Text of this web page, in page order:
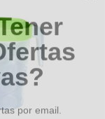
por email.